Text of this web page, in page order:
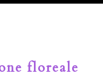
floreale